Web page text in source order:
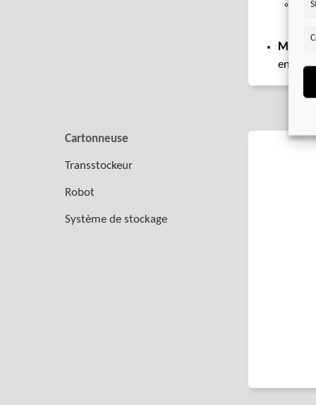
en
Cartonneuse
Transstockeur
Robot
Système de stockage